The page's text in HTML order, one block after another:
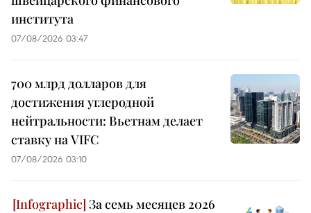
института
07/08/2026 03:47
700 млрд долларов для
достижения углеродной
нейтральности: Вьетнам делает
ставку на VIFC
07/08/2026 03:10
За семь месяцев 2026